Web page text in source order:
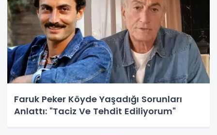
Faruk Peker Köyde Yaşadığı Sorunları
Anlattı: "Taciz Ve Tehdit Ediliyorum"